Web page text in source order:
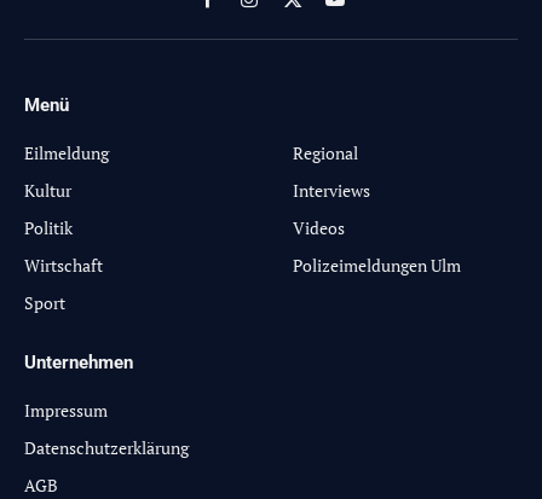
FacebookInstagram
X
(Twitter)
YouTube
Menü
Eilmeldung
Kultur
Politik
Wirtschaft
Sport
Regional
Interviews
Videos
Polizeimeldungen Ulm
Unternehmen
Impressum
Datenschutzerklärung
AGB